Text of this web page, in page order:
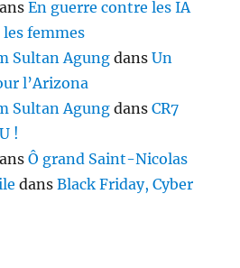
En guerre contre les IA
femmes
Sultan Agung dansUn
l’Arizona
Sultan Agung dansCR7
!
Ô grand Saint-Nicolas
dansBlack Friday, Cyber